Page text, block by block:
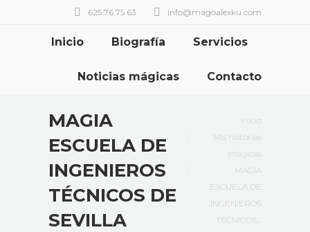
625 76 75 63 info@magoalexku.com
Inicio Biografía Servicios
Noticias mágicas Contacto
MAGIA
ESCUELA DE
INGENIEROS
TÉCNICOS DE
SEVILLA
Inicio
Mis historias
mágicas
MAGIA
ESCUELA DE
INGENIEROS
TÉCNICOS…